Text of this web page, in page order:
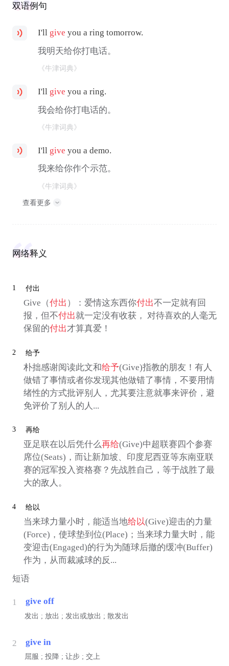
双语例句
I'll give you a ring tomorrow.
我明天给你打电话。
《牛津词典》
I'll give you a ring.
我会给你打电话的。
《牛津词典》
I'll give you a demo.
我来给你作个示范。
《牛津词典》
查看更多
网络释义
1 付出
Give（付出 ）：爱情这东西你付出不一定就有回
报，但不付出就一定没有收获， 对待喜欢的人毫无
保留的付出才算真爱！
2 给予
朴拙感谢阅读此文和给予(Give)指教的朋友！有人
做错了事情或者你发现其他做错了事情，不要用情
绪性的方式批评别人，尤其要注意就事来评价，避
免评价了别人的人...
3 再给
亚足联在以后凭什么再给(Give)中超联赛四个参赛
席位(Seats)，而让新加坡、印度尼西亚等东南亚联
赛的冠军投入资格赛？先战胜自己，等于战胜了最
大的敌人。
4 给以
当来球力量小时，能适当地给以(Give)迎击的力量
(Force)，使球垫到位(Place)；当来球力量大时，能
变迎击(Engaged)的行为为随球后撤的缓冲(Buffer)
作为，从而裁减球的反...
短语
1 give off
发出 ; 放出 ; 发出或放出 ; 散发出
2 give in
屈服 ; 投降 ; 让步 ; 交上